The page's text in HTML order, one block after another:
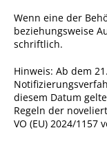
Wenn eine der
beziehungsweise
schriftlich.
Hinweis: Ab dem
diesem Datum
Regeln der
VO (EU) 2024/1157